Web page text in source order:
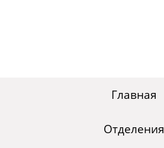
Главная
Отделения